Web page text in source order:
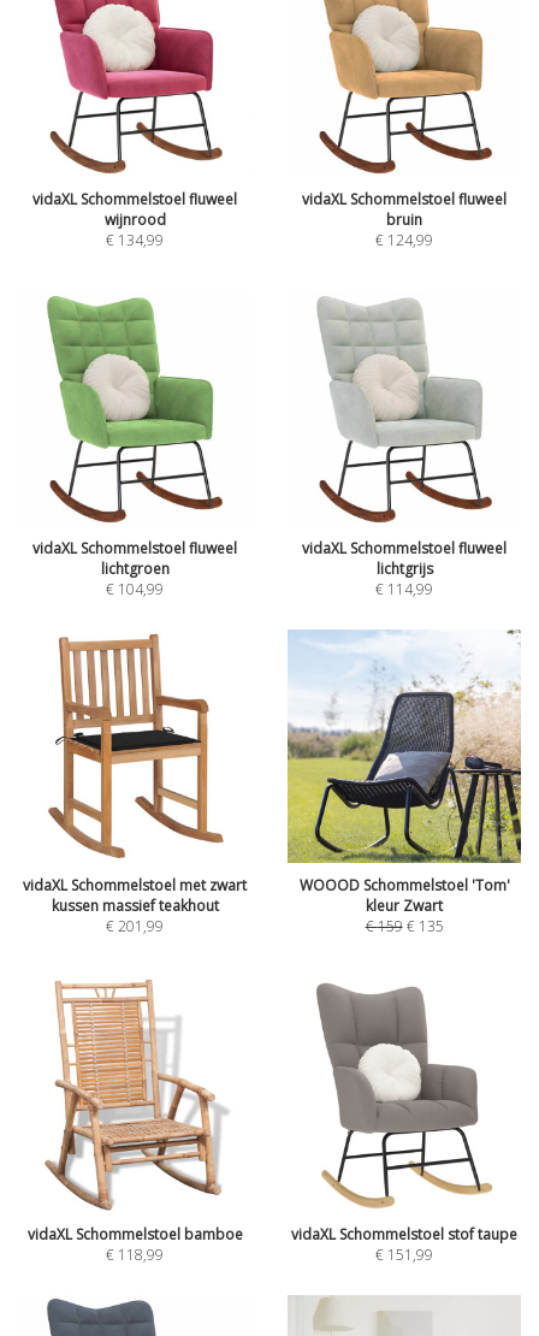
vidaXL Schommelstoel fluweel
wijnrood
€ 134,99
vidaXL Schommelstoel fluweel
bruin
€ 124,99
vidaXL Schommelstoel fluweel
lichtgroen
€ 104,99
vidaXL Schommelstoel fluweel
lichtgrijs
€ 114,99
vidaXL Schommelstoel met zwart
kussen massief teakhout
€201,99
WOOOD Schommelstoel 'Tom'
kleur Zwart
€159 € 135
vidaXL Schommelstoel bamboe
€ 118,99
vidaXL Schommelstoel stof taupe
€ 151,99